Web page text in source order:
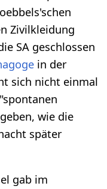
Zivilkleidung
SA geschlossen
in der
sich nicht einmal
wie die
später
gab im